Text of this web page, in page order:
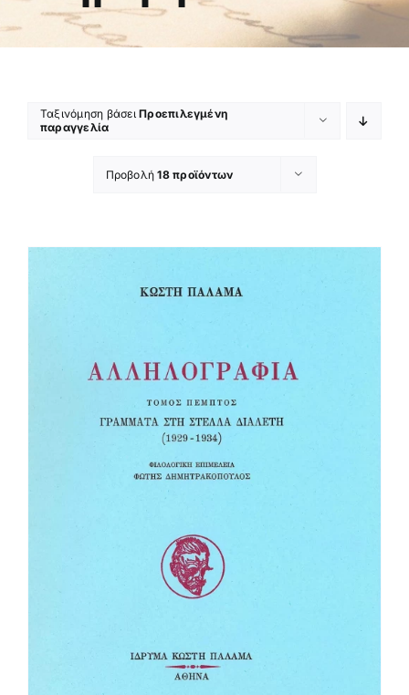
Ταξινόμηση βάσειΠροεπιλεγμένη
παραγγελία
Προβολή18 προϊόντων